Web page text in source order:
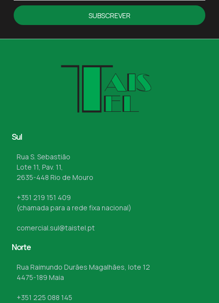
SUBSCREVER
Sul
Rua S. Sebastião
Lote 11, Pav. 11,
2635-448 Rio de Mouro
+351 219 151 409
(chamada para a rede fixa nacional)
comercial.sul@taistel.pt
Norte
Rua Raimundo Durães Magalhães, lote 12
4475-189 Maia
+351 225 088 145